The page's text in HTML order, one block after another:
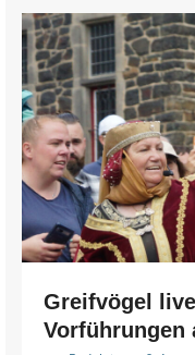
Greifvögel
Vorführungen